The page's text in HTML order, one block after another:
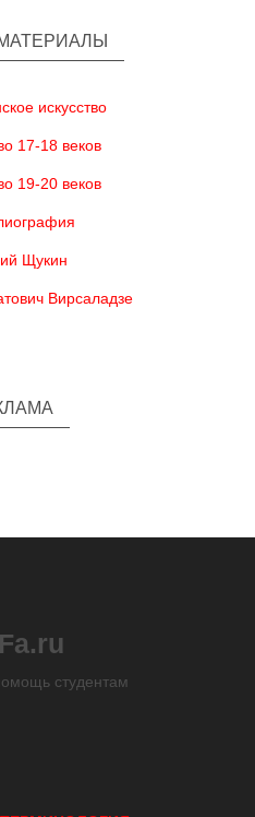
искусство
17-18 веков
19-20 веков
Щукин
Вирсаладзе
студентам